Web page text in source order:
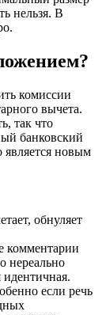
нельзя. В
комиссии
вычета.
так что
банковский
является новым
обнуляет
комментарии
нереально
если речь